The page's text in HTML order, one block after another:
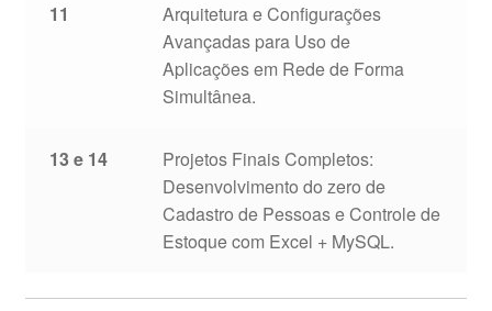
11
Arquitetura e Configurações
Avançadas para Uso de
Aplicações em Rede de Forma
Simultânea.
13 e 14
Projetos Finais Completos:
Desenvolvimento do zero de
Cadastro de Pessoas e Controle de
Estoque com Excel + MySQL.